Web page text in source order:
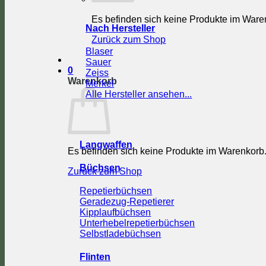
Es befinden sich keine Produkte im
Zurück zum Shop
0
Warenkorb
Es befinden sich keine Produkte im Warenkorb.
Zurück zum Shop
Nach Hersteller
Blaser
Sauer
Zeiss
Merkel
Alle Hersteller ansehen...
Langwaffen
Büchsen
Repetierbüchsen
Geradezug-Repetierer
Kipplaufbüchsen
Unterhebelrepetierbüchsen
Selbstladebüchsen
Flinten